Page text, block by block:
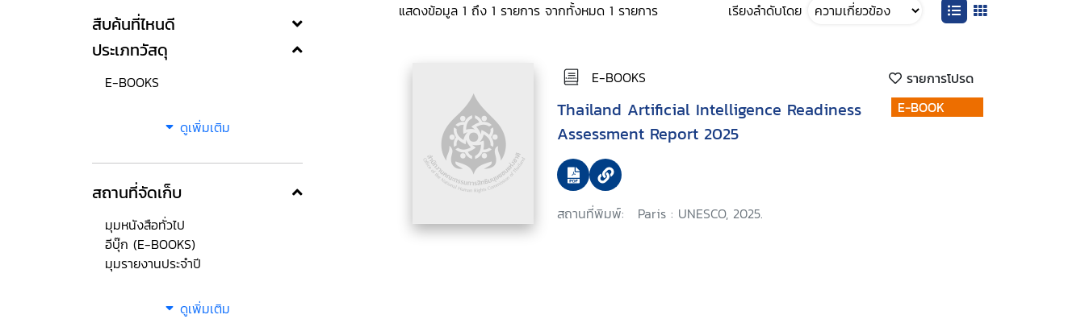
สืบค้นที่ไหนดี
ประเภทวัสดุ
E-BOOKS
ดูเพิ่มเติม
สถานที่จัดเก็บ
มุมหนังสือทั่วไป
อีบุ๊ก (E-BOOKS)
มุมรายงานประจำปี
ดูเพิ่มเติม
แสดงข้อมูล 1 ถึง 1 รายการ จากทั้งหมด 1 รายการ เรียงลำดับโดย
E-BOOKS รายการโปรด
Thailand Artificial Intelligence Readiness
Assessment Report 2025
สถานที่พิมพ์: Paris : UNESCO, 2025.
E-BOOK